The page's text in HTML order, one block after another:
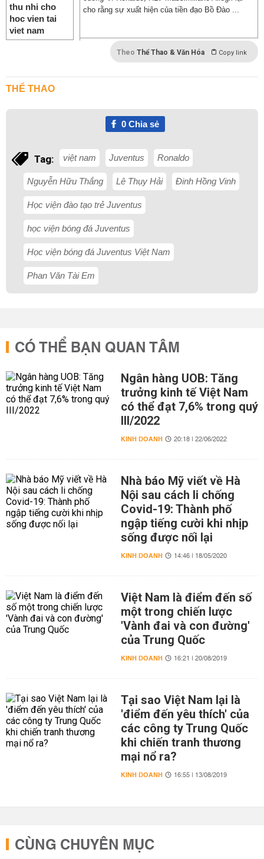
cho rằng sự xuất hiện của tiền đạo Bồ Đào ...
Theo Thể Thao & Văn Hóa Copy link
THỂ THAO
0Chia sẻ
Tag: việt nam Juventus Ronaldo
Nguyễn Hữu Thắng Lê Thụy Hải Đinh Hồng Vinh
Học viện đào tạo trẻ Juventus
học viện bóng đá Juventus
Học viện bóng đá Juventus Việt Nam
Phan Văn Tài Em
CÓ THỂ BẠN QUAN TÂM
Ngân hàng UOB: Tăng
trưởng kinh tế Việt Nam
có thể đạt 7,6% trong quý
III/2022
KINH DOANH 20:18 | 22/06/2022
Nhà báo Mỹ viết về Hà
Nội sau cách li chống
Covid-19: Thành phố
ngập tiếng cười khi nhịp
sống được nối lại
KINH DOANH 14:46 | 18/05/2020
Việt Nam là điểm đến số
một trong chiến lược
'Vành đai và con đường'
của Trung Quốc
KINH DOANH 16:21 | 20/08/2019
Tại sao Việt Nam lại là
'điểm đến yêu thích' của
các công ty Trung Quốc
khi chiến tranh thương
mại nổ ra?
KINH DOANH 16:55 | 13/08/2019
CÙNG CHUYÊN MỤC